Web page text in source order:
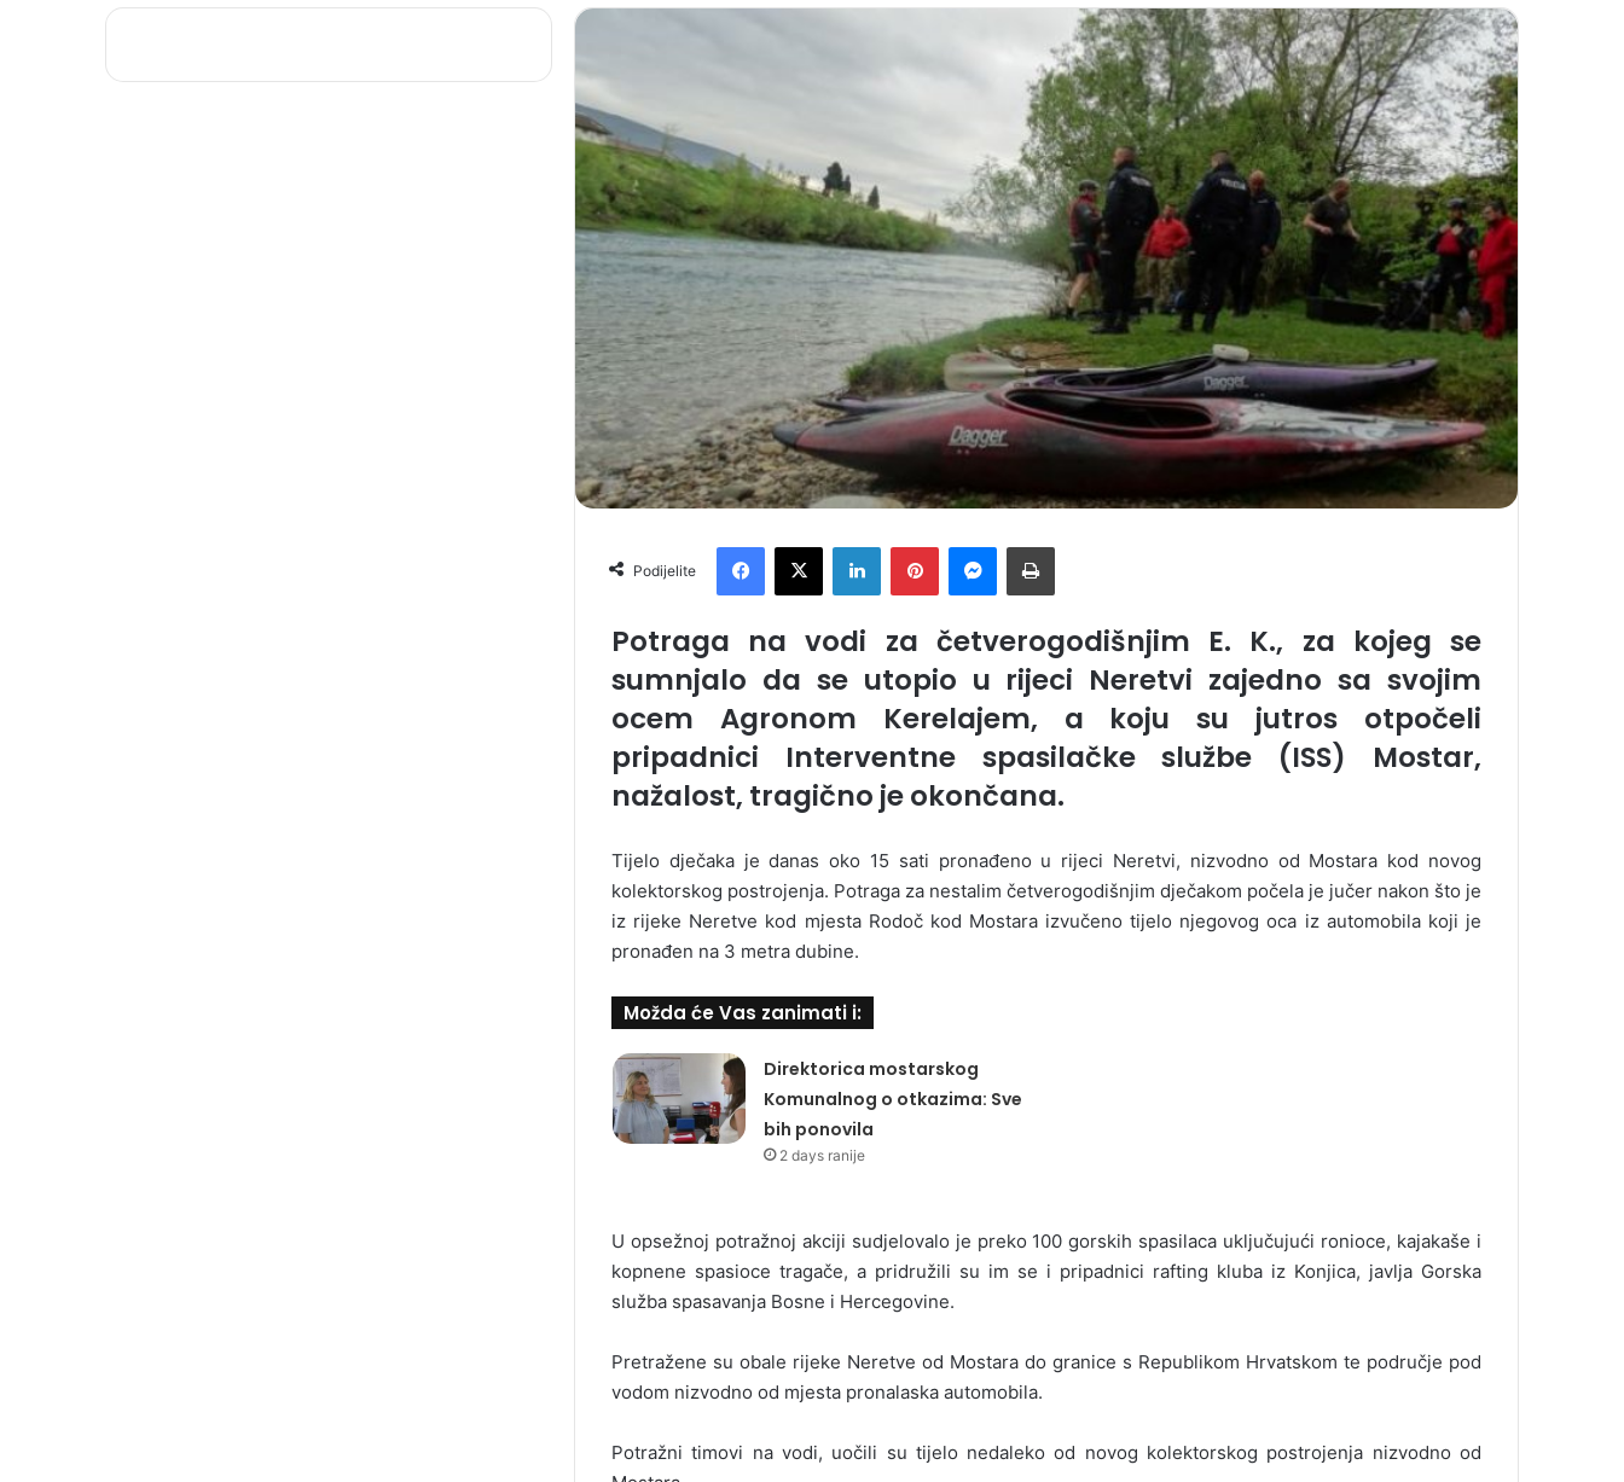
Podijelite
Potraga na vodi za četverogodišnjim E. K., za kojeg se
sumnjalo da se utopio u rijeci Neretvi zajedno sa svojim
ocem Agronom Kerelajem, a koju su jutros otpočeli
pripadnici Interventne spasilačke službe (ISS) Mostar,
nažalost, tragično je okončana.
Tijelo dječaka je danas oko 15 sati pronađeno u rijeci Neretvi, nizvodno od Mostara kod novog
kolektorskog postrojenja. Potraga za nestalim četverogodišnjim dječakom počela je jučer nakon što je
iz rijeke Neretve kod mjesta Rodoč kod Mostara izvučeno tijelo njegovog oca iz automobila koji je
pronađen na 3 metra dubine.
Možda će Vas zanimati i:
Direktorica mostarskog
Komunalnog o otkazima: Sve
bih ponovila
2 days ranije
U opsežnoj potražnoj akciji sudjelovalo je preko 100 gorskih spasilaca uključujući ronioce, kajakaše i
kopnene spasioce tragače, a pridružili su im se i pripadnici rafting kluba iz Konjica, javlja Gorska
služba spasavanja Bosne i Hercegovine.
Pretražene su obale rijeke Neretve od Mostara do granice s Republikom Hrvatskom te područje pod
vodom nizvodno od mjesta pronalaska automobila.
Potražni timovi na vodi, uočili su tijelo nedaleko od novog kolektorskog postrojenja nizvodno od